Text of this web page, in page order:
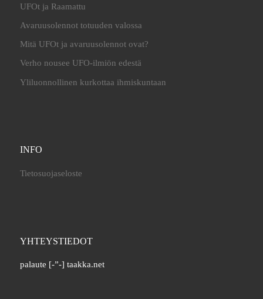
UFOt ja Raamattu
Avaruusolennot totuuden valossa
Mitä UFOt ja avaruusolennot ovat?
Verho nousee UFO-ilmiön edestä
Yliluonnollinen kurkottaa ihmiskuntaan
INFO
Tietosuojaseloste
YHTEYSTIEDOT
palaute [-”-] taakka.net